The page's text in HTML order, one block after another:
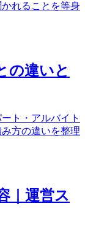
れることを等身
の違いと
ト・アルバイト
方の違いを整理
｜運営ス